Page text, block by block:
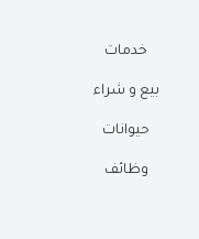
خدمات
بيع و شراء
حيوانات
وظائف